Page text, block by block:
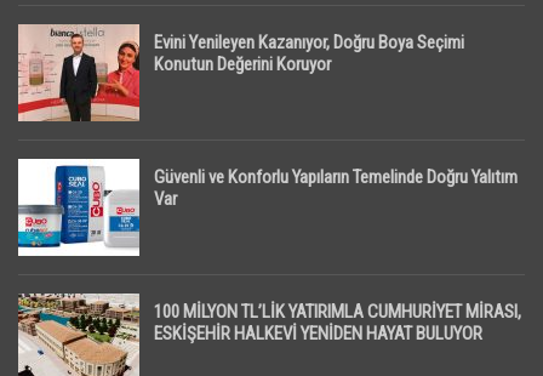
Evini Yenileyen Kazanıyor, Doğru Boya Seçimi
Konutun Değerini Koruyor
Güvenli ve Konforlu Yapıların Temelinde Doğru Yalıtım
Var
100 MİLYON TL’LİK YATIRIMLA CUMHURİYET MİRASI,
ESKİŞEHİR HALKEVİ YENİDEN HAYAT BULUYOR